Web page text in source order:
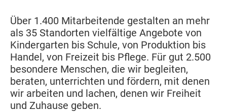
Über 1.400 Mitarbeitende gestalten an mehr
als 35 Standorten vielfältige Angebote von
Kindergarten bis Schule, von Produktion bis
Handel, von Freizeit bis Pflege. Für gut 2.500
besondere Menschen, die wir begleiten,
beraten, unterrichten und fördern, mit denen
wir arbeiten und lachen, denen wir Freiheit
und Zuhause geben.